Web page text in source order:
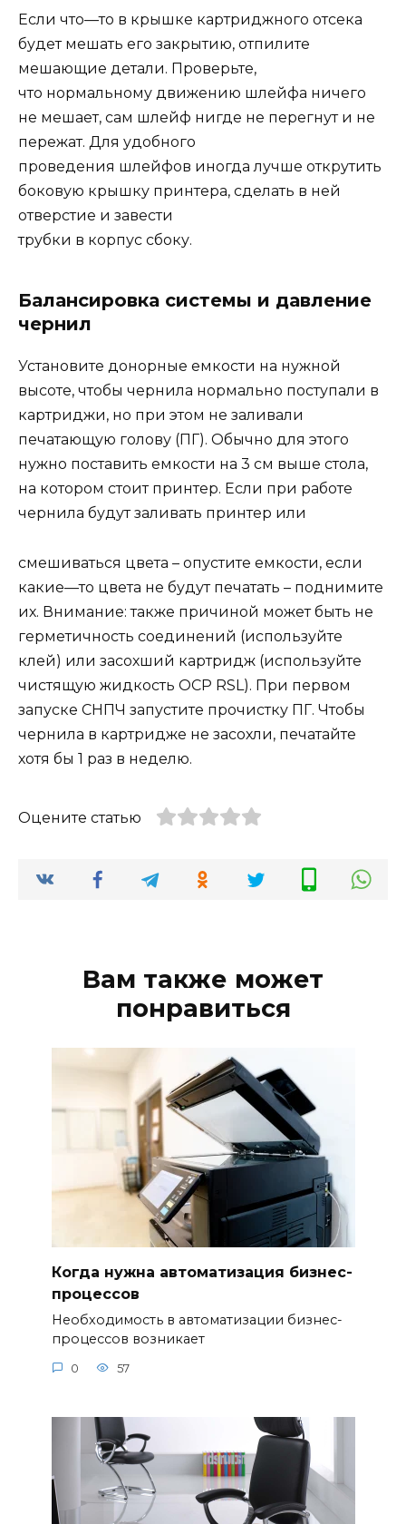
Если что—то в крышке картриджного отсека
будет мешать его закрытию, отпилите
мешающие детали. Проверьте,
что нормальному движению шлейфа ничего
не мешает, сам шлейф нигде не перегнут и не
пережат. Для удобного
проведения шлейфов иногда лучше открутить
боковую крышку принтера, сделать в ней
отверстие и завести
трубки в корпус сбоку.
Балансировка системы и давление
чернил
Установите донорные емкости на нужной
высоте, чтобы чернила нормально поступали в
картриджи, но при этом не заливали
печатающую голову (ПГ). Обычно для этого
нужно поставить емкости на 3 см выше стола,
на котором стоит принтер. Если при работе
чернила будут заливать принтер или
смешиваться цвета – опустите емкости, если
какие—то цвета не будут печатать – поднимите
их. Внимание: также причиной может быть не
герметичность соединений (используйте
клей) или засохший картридж (используйте
чистящую жидкость OCP RSL ). При первом
запуске СНПЧ запустите прочистку ПГ. Чтобы
чернила в картридже не засохли, печатайте
хотя бы 1 раз в неделю.
Оцените статью
Вам также может
понравиться
Когда нужна автоматизация бизнес-
процессов
Необходимость в автоматизации бизнес-
процессов возникает
0 57